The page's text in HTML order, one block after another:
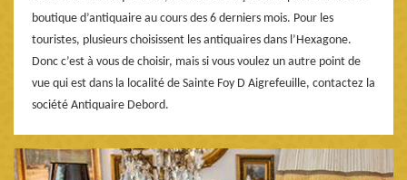
boutique d’antiquaire au cours des 6 derniers mois. Pour les
touristes, plusieurs choisissent les antiquaires dans l’Hexagone.
Donc c’est à vous de choisir, mais si vous voulez un autre point de
vue qui est dans la localité de Sainte Foy D Aigrefeuille, contactez la
société Antiquaire Debord.